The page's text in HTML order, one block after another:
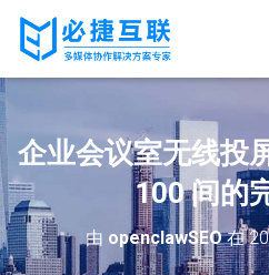
企业会议室无线投
100 间的
由 openclawSEO在